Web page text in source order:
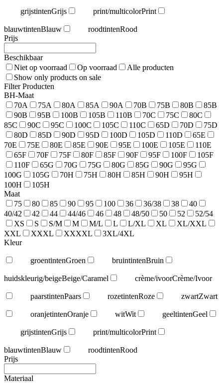
grijstintenGrijs print/multicolorPrint
blauwtintenBlauw roodtintenRood
Prijs
Beschikbaar
Niet op voorraad
Op voorraad
Alle producten
Show only products on sale
Filter Producten
BH-Maat
70A
75A 80A 85A 90A 70B 75B 80B
85B
90B
95B 100B 105B 110B 70C 75C
80C
85C
90C 95C 100C 105C 110C 65D 70D
75D
80D
85D 90D 95D 100D 105D 110D
65E
70E
75E 80E 85E 90E 95E 100E 105E
110E
65F
70F 75F 80F 85F 90F 95F 100F
105F
110F
65G 70G 75G 80G 85G 90G
95G
100G
105G 70H 75H 80H 85H 90H
95H
100H
105H
Maat
75
80 85 90 95 100 36 36/38 38
40
40/42
42 44 44/46 46 48 48/50 50 52
52/54
XS
S S/M M M/L L L/XL XL
XL/XXL
XXL
XXXL XXXXL
3XL/4XL
Kleur
groentintenGroen bruintintenBruin
huidskleurig/beigeBeige/Caramel crème/ivoorCrème/Ivoor
paarstintenPaars rozetintenRoze zwartZwart
oranjetintenOranje witWit geeltintenGeel
grijstintenGrijs print/multicolorPrint
blauwtintenBlauw roodtintenRood
Prijs
Materiaal